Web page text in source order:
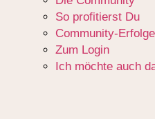
So profitierst Du
Community-Erfolge
Zum Login
Ich möchte auch